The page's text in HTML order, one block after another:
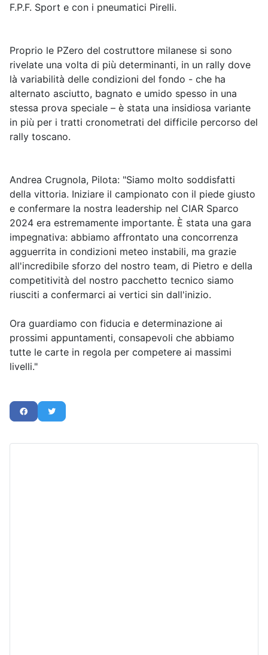
F.P.F. Sport e con i pneumatici Pirelli.
Proprio le PZero del costruttore milanese si sono
rivelate una volta di più determinanti, in un rally dove
là variabilità delle condizioni del fondo - che ha
alternato asciutto, bagnato e umido spesso in una
stessa prova speciale – è stata una insidiosa variante
in più per i tratti cronometrati del difficile percorso del
rally toscano.
Andrea Crugnola, Pilota: "Siamo molto soddisfatti
della vittoria. Iniziare il campionato con il piede giusto
e confermare la nostra leadership nel CIAR Sparco
2024 era estremamente importante. È stata una gara
impegnativa: abbiamo affrontato una concorrenza
agguerrita in condizioni meteo instabili, ma grazie
all'incredibile sforzo del nostro team, di Pietro e della
competitività del nostro pacchetto tecnico siamo
riusciti a confermarci ai vertici sin dall'inizio.
Ora guardiamo con fiducia e determinazione ai
prossimi appuntamenti, consapevoli che abbiamo
tutte le carte in regola per competere ai massimi
livelli."